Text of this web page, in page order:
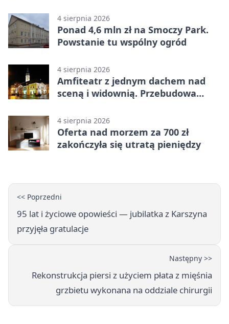
4 sierpnia 2026
Ponad 4,6 mln zł na Smoczy Park.
Powstanie tu wspólny ogród
4 sierpnia 2026
Amfiteatr z jednym dachem nad
sceną i widownią. Przebudowa
4 sierpnia 2026
Oferta nad morzem za 700 zł
zakończyła się utratą pieniędzy
<< Poprzedni
95 lat i życiowe opowieści — jubilatka z Karszyna
przyjęła gratulacje
Następny >>
Rekonstrukcja piersi z użyciem płata z mięśnia
grzbietu wykonana na oddziale chirurgii